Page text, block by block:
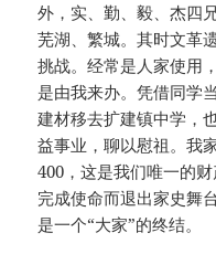
外，实、勤、毅、杰四
芜湖、繁城。其时文革
挑战。经常是人家使用
是由我来办。凭借同学
建材移去扩建镇中学，
益事业，聊以慰祖。我
400，这是我们唯一的
完成使命而退出家史舞
是一个“大家”的终结。